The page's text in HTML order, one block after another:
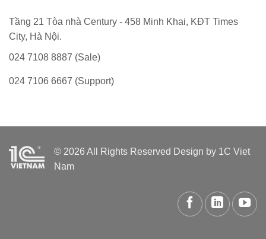
Tầng 21 Tòa nhà Century - 458 Minh Khai, KĐT Times
City, Hà Nội.
024 7108 8887 (Sale)
024 7106 6667 (Support)
© 2026 All Rights Reserved Design by 1C Viet
Nam